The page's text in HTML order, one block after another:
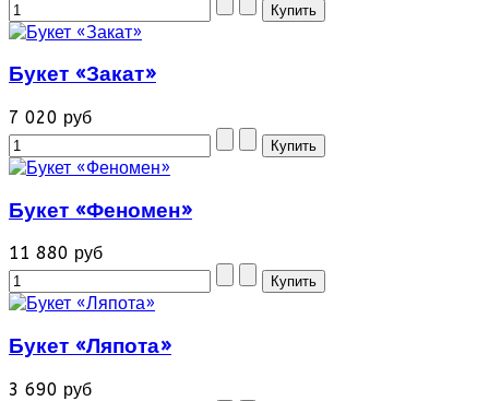
Букет «Закат»
7 020 руб
Букет «Феномен»
11 880 руб
Букет «Ляпота»
3 690 руб